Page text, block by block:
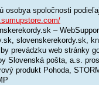
osobya spoločnosti
–
slovenskerekordy.sk,
prevádzku web stránky
pošta, a.s.
produkt Pohoda,